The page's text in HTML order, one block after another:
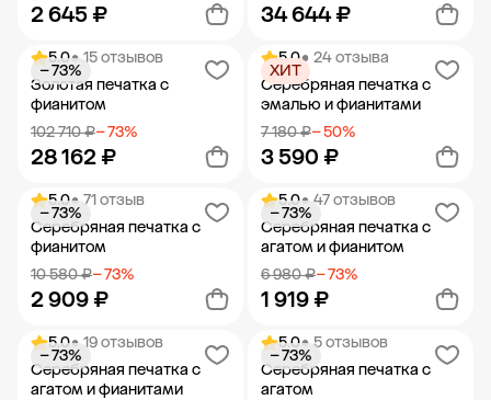
2 645 ₽
Добавить в корзину
34 644 ₽
Добавить в корзину
5.0• 15 отзывов
Золотая печатка с
фианитом
102 710 ₽− 73%
28 162 ₽
− 73%
Добавить в корзину
5.0• 24 отзыва
Серебряная печатка с
эмалью и фианитами
7 180 ₽− 50%
3 590 ₽
ХИТ
Добавить в корзину
5.0• 71 отзыв
Серебряная печатка с
фианитом
10 580 ₽− 73%
2 909 ₽
− 73%
Добавить в корзину
5.0• 47 отзывов
Серебряная печатка с
агатом и фианитом
6 980 ₽− 73%
1 919 ₽
− 73%
Добавить в корзину
5.0• 19 отзывов
Серебряная печатка с
агатом и фианитами
− 73%
5.0• 5 отзывов
Серебряная печатка с
агатом
− 73%